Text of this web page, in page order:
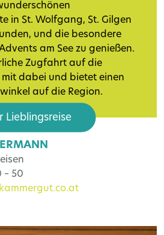
in St. Wolfgang, St. Gilgen
und die besondere
am See zu genießen.
Zugfahrt auf die
dabei und bietet einen
auf die Region.
Lieblingsreise
– 50